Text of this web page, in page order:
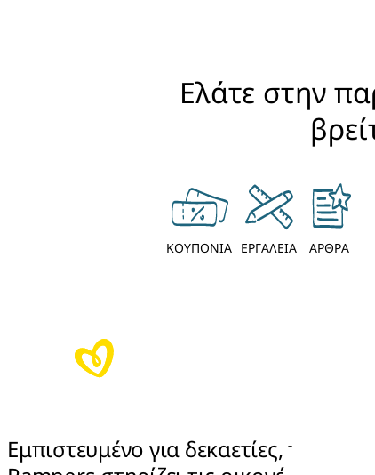
Ελάτε στην
ΚΟΥΠΟΝΙΑ ΕΡΓΑΛΕΙΑ ΑΡΘΡΑ
Εμπιστευμένο για δεκαετίες, το